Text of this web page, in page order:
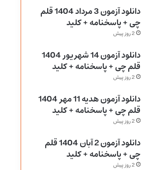
دانلود آزمون 3 مرداد 1404 قلم
چی + پاسخنامه + کلید
2 روز پیش
دانلود آزمون 14 شهریور 1404
قلم چی + پاسخنامه + کلید
2 روز پیش
دانلود آزمون هدیه 11 مهر 1404
قلم چی + پاسخنامه + کلید
2 روز پیش
دانلود آزمون 2 آبان 1404 قلم
چی + پاسخنامه + کلید
2 روز پیش